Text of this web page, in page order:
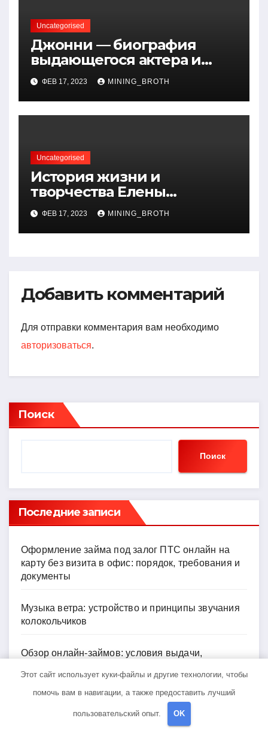
Uncategorised
Джонни — биография
выдающегося актера и
талантливого певца, чья
артистичность захватывает
миллионы сердец
ФЕВ 17, 2023 MINING_BROTH
Uncategorised
История жизни и
творчества Елены
Дубровской — биография,
достижения, интересные
факты
ФЕВ 17, 2023 MINING_BROTH
Добавить комментарий
Для отправки комментария вам необходимо
авторизоваться.
Поиск
Поиск
Последние записи
Оформление займа под залог ПТС онлайн на
карту без визита в офис: порядок, требования и
документы
Музыка ветра: устройство и принципы звучания
колокольчиков
Обзор онлайн-займов: условия выдачи,
Инвестирование в российские золотые монеты:
подробное руководство
Этот сайт использует куки-файлы и другие технологии, чтобы
помочь вам в навигации, а также предоставить лучший
пользовательский опыт. OK